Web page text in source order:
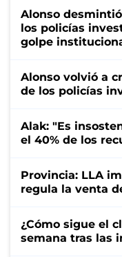
Alonso
los policías
golpe
Alonso volvió a
de los policías
Alak: "Es
el 40% de los
Provincia: LLA
regula la venta
¿Cómo sigue el
semana tras las